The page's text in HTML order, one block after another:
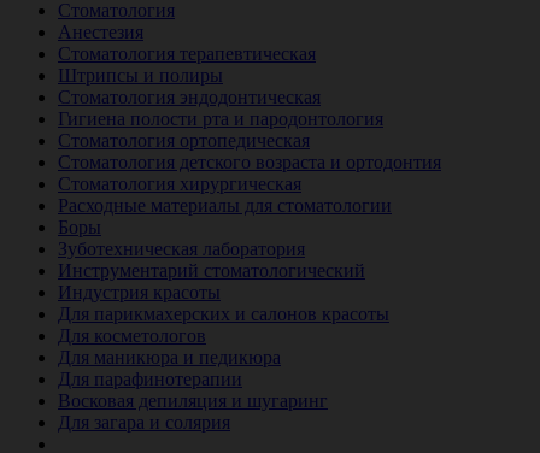
Стоматология
Анестезия
Стоматология терапевтическая
Штрипсы и полиры
Стоматология эндодонтическая
Гигиена полости рта и пародонтология
Стоматология ортопедическая
Стоматология детского возраста и ортодонтия
Стоматология хирургическая
Расходные материалы для стоматологии
Боры
Зуботехническая лаборатория
Инструментарий стоматологический
Индустрия красоты
Для парикмахерских и салонов красоты
Для косметологов
Для маникюра и педикюра
Для парафинотерапии
Восковая депиляция и шугаринг
Для загара и солярия